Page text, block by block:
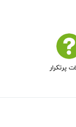
پرتکرار